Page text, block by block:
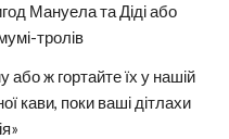
Мануела та Діді або
тролів
або ж гортайте їх у нашій
кави, поки ваші дітлахи